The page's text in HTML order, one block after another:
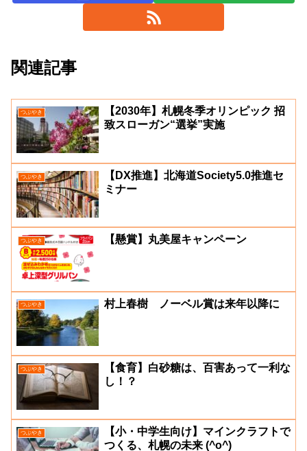
関連記事
つぶやき
【2030年】札幌冬季オリンピック 招
致スローガン“選挙”実施
つぶやき
【DX推進】北海道Society5.0推進セ
ミナー
つぶやき 【懸賞】丸美屋キャンペーン
つぶやき 村上春樹 ノーベル賞は来年以降に
つぶやき
【食育】白砂糖は、百害あって一利な
し！？
つぶやき
【小・中学生向け】マインクラフトで
つくる、札幌の未来 (^o^)